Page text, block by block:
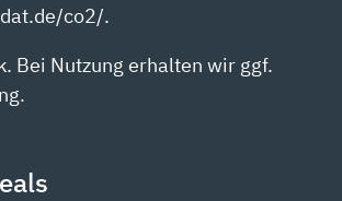
co2/.
Bei Nutzung erhalten wir ggf.